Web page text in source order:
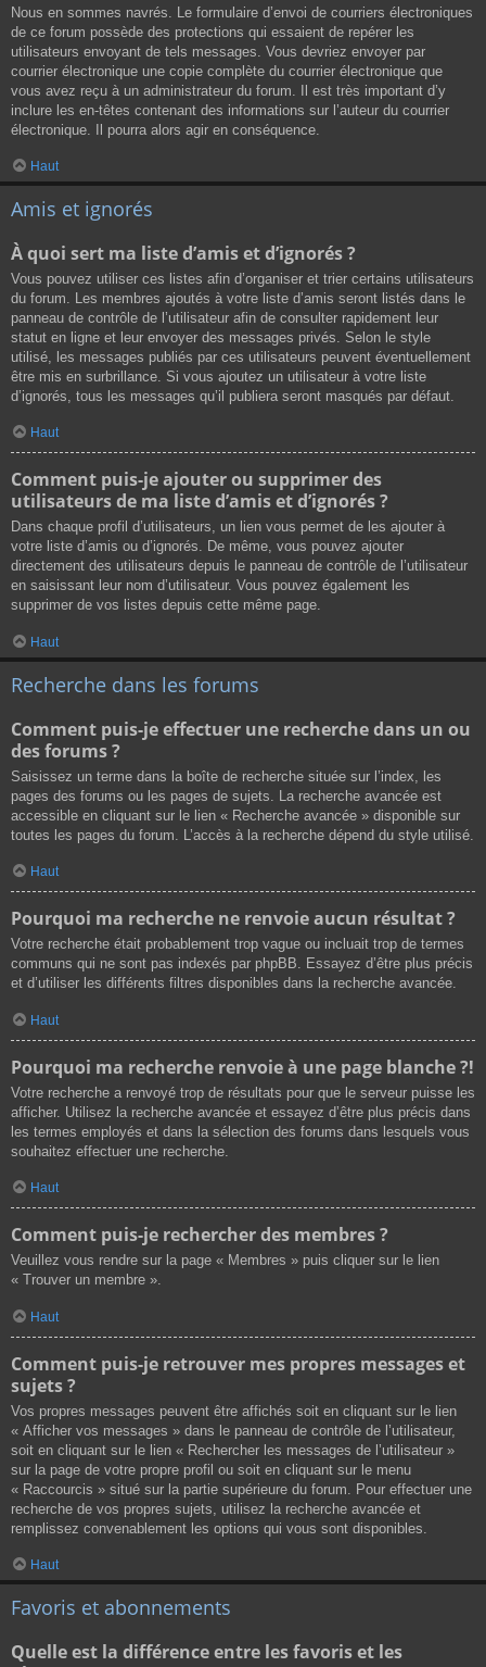
Nous en sommes navrés. Le formulaire d’envoi de courriers électroniques
de ce forum possède des protections qui essaient de repérer les
utilisateurs envoyant de tels messages. Vous devriez envoyer par
courrier électronique une copie complète du courrier électronique que
vous avez reçu à un administrateur du forum. Il est très important d’y
inclure les en-têtes contenant des informations sur l’auteur du courrier
électronique. Il pourra alors agir en conséquence.
Haut
Amis et ignorés
À quoi sert ma liste d’amis et d’ignorés ?
Vous pouvez utiliser ces listes afin d’organiser et trier certains utilisateurs
du forum. Les membres ajoutés à votre liste d’amis seront listés dans le
panneau de contrôle de l’utilisateur afin de consulter rapidement leur
statut en ligne et leur envoyer des messages privés. Selon le style
utilisé, les messages publiés par ces utilisateurs peuvent éventuellement
être mis en surbrillance. Si vous ajoutez un utilisateur à votre liste
d’ignorés, tous les messages qu’il publiera seront masqués par défaut.
Haut
Comment puis-je ajouter ou supprimer des
utilisateurs de ma liste d’amis et d’ignorés ?
Dans chaque profil d’utilisateurs, un lien vous permet de les ajouter à
votre liste d’amis ou d’ignorés. De même, vous pouvez ajouter
directement des utilisateurs depuis le panneau de contrôle de l’utilisateur
en saisissant leur nom d’utilisateur. Vous pouvez également les
supprimer de vos listes depuis cette même page.
Haut
Recherche dans les forums
Comment puis-je effectuer une recherche dans un ou
des forums ?
Saisissez un terme dans la boîte de recherche située sur l’index, les
pages des forums ou les pages de sujets. La recherche avancée est
accessible en cliquant sur le lien « Recherche avancée » disponible sur
toutes les pages du forum. L’accès à la recherche dépend du style utilisé.
Haut
Pourquoi ma recherche ne renvoie aucun résultat ?
Votre recherche était probablement trop vague ou incluait trop de termes
communs qui ne sont pas indexés par phpBB. Essayez d’être plus précis
et d’utiliser les différents filtres disponibles dans la recherche avancée.
Haut
Pourquoi ma recherche renvoie à une page blanche ?!
Votre recherche a renvoyé trop de résultats pour que le serveur puisse les
afficher. Utilisez la recherche avancée et essayez d’être plus précis dans
les termes employés et dans la sélection des forums dans lesquels vous
souhaitez effectuer une recherche.
Haut
Comment puis-je rechercher des membres ?
Veuillez vous rendre sur la page « Membres » puis cliquer sur le lien
« Trouver un membre ».
Haut
Comment puis-je retrouver mes propres messages et
sujets ?
Vos propres messages peuvent être affichés soit en cliquant sur le lien
« Afficher vos messages » dans le panneau de contrôle de l’utilisateur,
soit en cliquant sur le lien « Rechercher les messages de l’utilisateur »
sur la page de votre propre profil ou soit en cliquant sur le menu
« Raccourcis » situé sur la partie supérieure du forum. Pour effectuer une
recherche de vos propres sujets, utilisez la recherche avancée et
remplissez convenablement les options qui vous sont disponibles.
Haut
Favoris et abonnements
Quelle est la différence entre les favoris et les